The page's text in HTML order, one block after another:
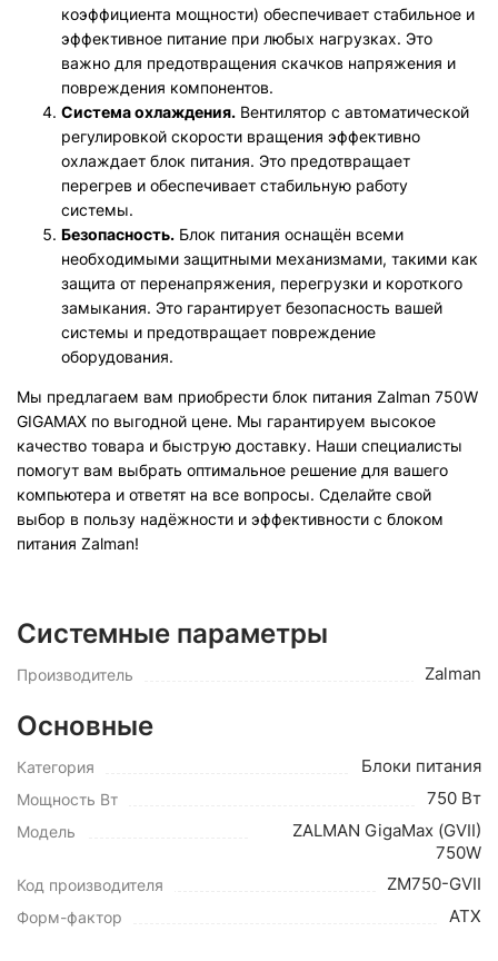
коэффициента мощности) обеспечивает стабильное и
эффективное питание при любых нагрузках. Это
важно для предотвращения скачков напряжения и
повреждения компонентов.
Система охлаждения. Вентилятор с автоматической
регулировкой скорости вращения эффективно
охлаждает блок питания. Это предотвращает
перегрев и обеспечивает стабильную работу
системы.
Безопасность. Блок питания оснащён всеми
необходимыми защитными механизмами, такими как
защита от перенапряжения, перегрузки и короткого
замыкания. Это гарантирует безопасность вашей
системы и предотвращает повреждение
оборудования.
Мы предлагаем вам приобрести блок питания Zalman 750W
GIGAMAX по выгодной цене. Мы гарантируем высокое
качество товара и быструю доставку. Наши специалисты
помогут вам выбрать оптимальное решение для вашего
компьютера и ответят на все вопросы. Сделайте свой
выбор в пользу надёжности и эффективности с блоком
питания Zalman!
Системные параметры
Производитель Zalman
Основные
Категория Блоки питания
Мощность Вт 750 Вт
Модель
ZALMAN GigaMax (GVII)
750W
Код производителя ZM750-GVII
Форм-фактор ATX